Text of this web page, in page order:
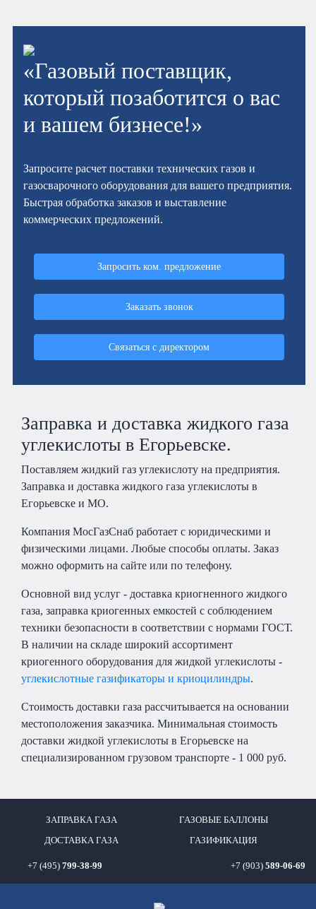
«Газовый поставщик,
который позаботится о вас
и вашем бизнесе!»
Запросите расчет поставки технических газов и
газосварочного оборудования для вашего предприятия.
Быстрая обработка заказов и выставление
коммерческих предложений.
Запросить ком. предложение
Заказать звонок
Связаться с директором
Заправка и доставка жидкого газа
углекислоты в Егорьевске.
Поставляем жидкий газ углекислоту на предприятия.
Заправка и доставка жидкого газа углекислоты в
Егорьевске и МО.
Компания МосГазСнаб работает с юридическими и
физическими лицами. Любые способы оплаты. Заказ
можно оформить на сайте или по телефону.
Основной вид услуг - доставка криогненного жидкого
газа, заправка криогенных емкостей с соблюдением
техники безопасности в соответствии с нормами ГОСТ.
В наличии на складе широкий ассортимент
криогенного оборудования для жидкой углекислоты -
углекислотные газификаторы и криоцилиндры.
Стоимость доставки газа рассчитывается на основании
местоположения заказчика. Минимальная стоимость
доставки жидкой углекислоты в Егорьевске на
специализированном грузовом транспорте - 1 000 руб.
ЗАПРАВКА ГАЗА ГАЗОВЫЕ БАЛЛОНЫ
ДОСТАВКА ГАЗА ГАЗИФИКАЦИЯ
+7 (495) 799-38-99 +7 (903) 589-06-69